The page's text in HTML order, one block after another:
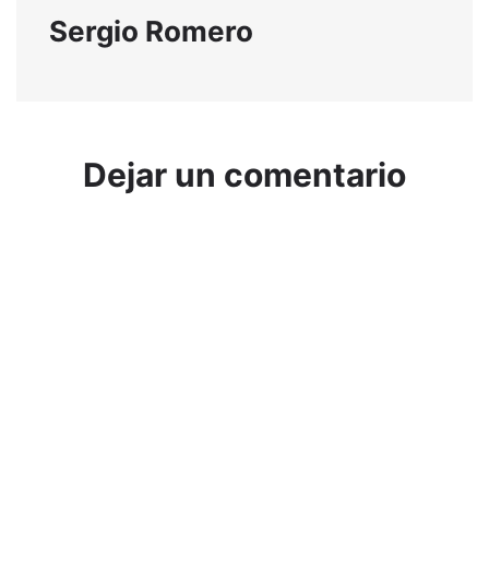
Sergio Romero
Dejar un comentario